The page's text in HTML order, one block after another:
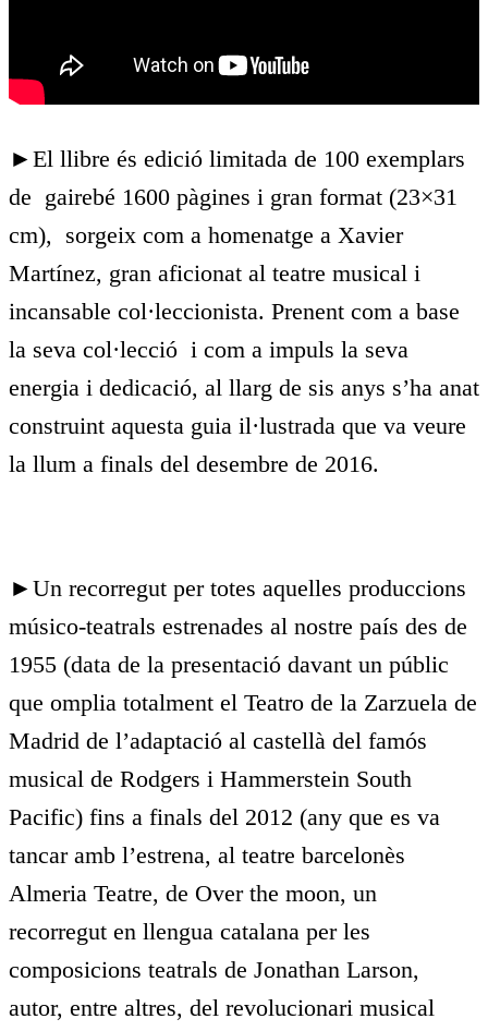
►El llibre és edició limitada de 100 exemplars
de gairebé 1600 pàgines i gran format (23×31
cm), sorgeix com a homenatge a Xavier
Martínez, gran aficionat al teatre musical i
incansable col·leccionista. Prenent com a base
la seva col·lecció i com a impuls la seva
energia i dedicació, al llarg de sis anys s’ha anat
construint aquesta guia il·lustrada que va veure
la llum a finals del desembre de 2016.
►Un recorregut per totes aquelles produccions
músico-teatrals estrenades al nostre país des de
1955 (data de la presentació davant un públic
que omplia totalment el Teatro de la Zarzuela de
Madrid de l’adaptació al castellà del famós
musical de Rodgers i Hammerstein South
Pacific) fins a finals del 2012 (any que es va
tancar amb l’estrena, al teatre barcelonès
Almeria Teatre, de Over the moon, un
recorregut en llengua catalana per les
composicions teatrals de Jonathan Larson,
autor, entre altres, del revolucionari musical